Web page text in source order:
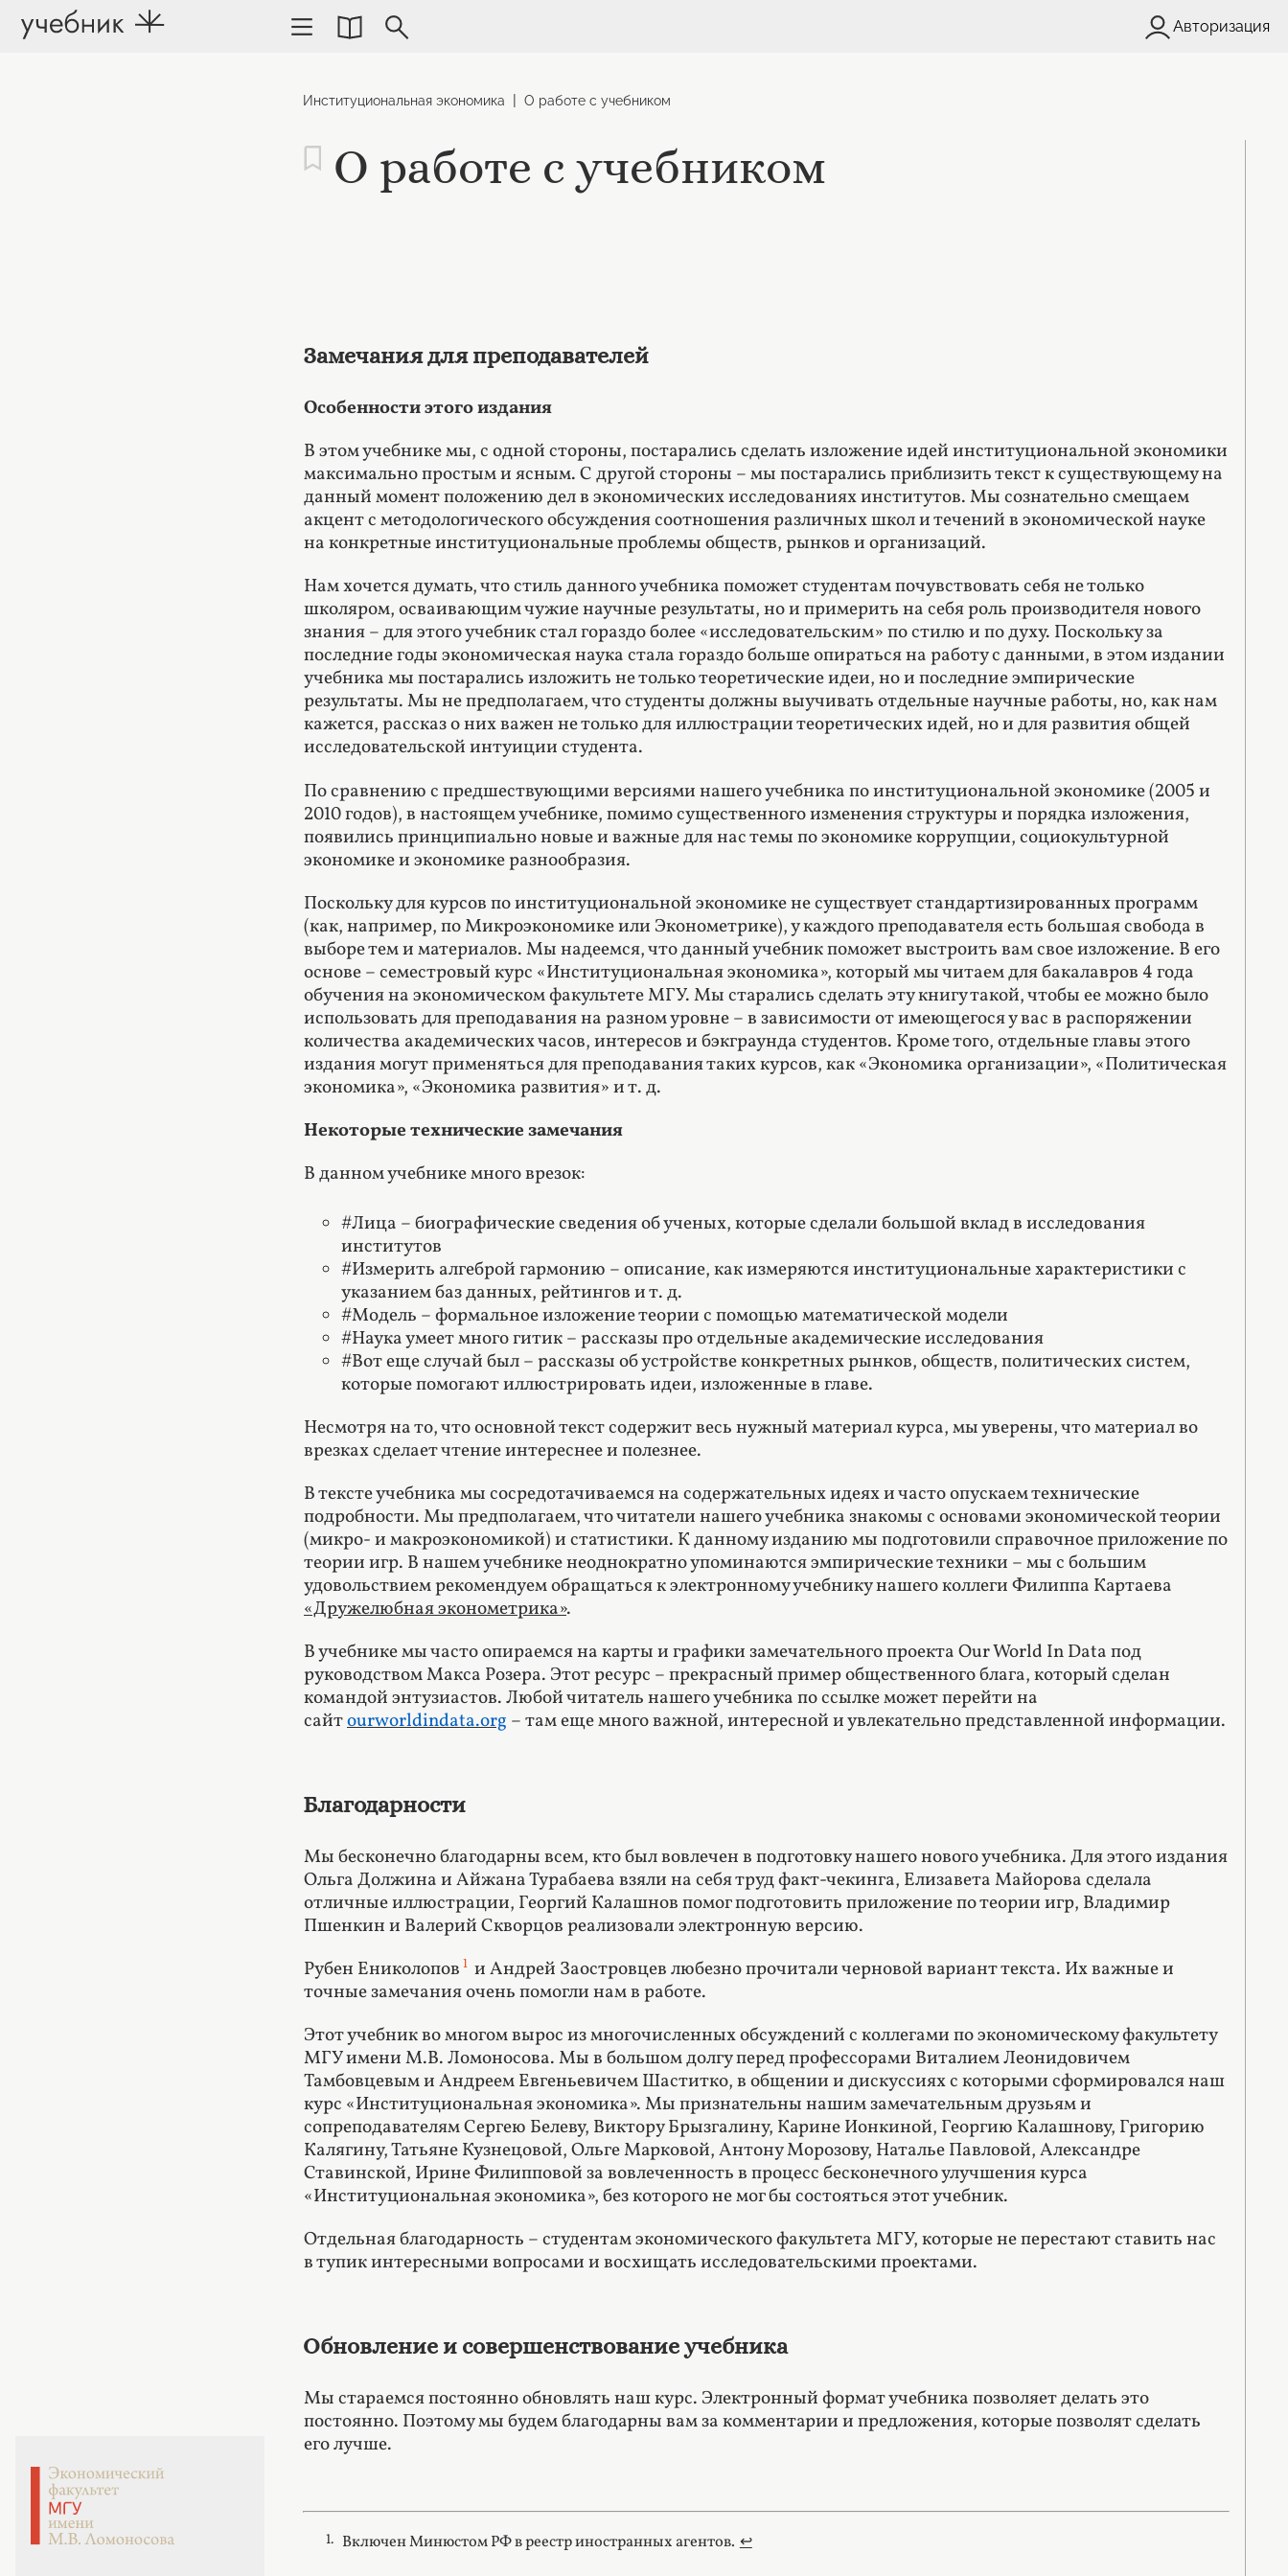
Авторизация
Институциональная экономика | О работе с учебником
О работе с учебником
Замечания для преподавателей
Особенности этого издания
В этом учебнике мы, с одной стороны, постарались сделать изложение идей институциональной экономики
максимально простым и ясным. С другой стороны – мы постарались приблизить текст к существующему на
данный момент положению дел в экономических исследованиях институтов. Мы сознательно смещаем
акцент с методологического обсуждения соотношения различных школ и течений в экономической науке
на конкретные институциональные проблемы обществ, рынков и организаций.
Нам хочется думать, что стиль данного учебника поможет студентам почувствовать себя не только
школяром, осваивающим чужие научные результаты, но и примерить на себя роль производителя нового
знания – для этого учебник стал гораздо более «исследовательским» по стилю и по духу. Поскольку за
последние годы экономическая наука стала гораздо больше опираться на работу с данными, в этом издании
учебника мы постарались изложить не только теоретические идеи, но и последние эмпирические
результаты. Мы не предполагаем, что студенты должны выучивать отдельные научные работы, но, как нам
кажется, рассказ о них важен не только для иллюстрации теоретических идей, но и для развития общей
исследовательской интуиции студента.
По сравнению с предшествующими версиями нашего учебника по институциональной экономике (2005 и
2010 годов), в настоящем учебнике, помимо существенного изменения структуры и порядка изложения,
появились принципиально новые и важные для нас темы по экономике коррупции, социокультурной
экономике и экономике разнообразия.
Поскольку для курсов по институциональной экономике не существует стандартизированных программ
(как, например,по Микроэкономике или Эконометрике), у каждого преподавателя есть большая свобода в
выборе тем и материалов. Мы надеемся, что данный учебник поможет выстроить вам свое изложение. В его
основе – семестровый курс «Институциональная экономика», который мы читаем для бакалавров 4 года
обучения на экономическом факультете МГУ. Мы старались сделать эту книгу такой, чтобы ее можно было
использовать для преподавания на разном уровне – в зависимости от имеющегося у вас в распоряжении
количества академических часов, интересов и бэкграунда студентов. Кроме того, отдельные главы этого
издания могут применяться для преподавания таких курсов, как «Экономика организации», «Политическая
экономика», «Экономика развития» и т. д.
Некоторые технические замечания
В данном учебнике много врезок:
#Лица – биографические сведения об ученых, которые сделали большой вклад в исследования
институтов
#Измерить алгеброй гармонию – описание, как измеряются институциональные характеристики с
указанием баз данных, рейтингов и т. д.
#Модель – формальное изложение теории с помощью математической модели
#Наука умеет много гитик – рассказы про отдельные академические исследования
#Вот еще случай был – рассказы об устройстве конкретных рынков, обществ, политических систем,
которые помогают иллюстрировать идеи, изложенные в главе.
Несмотря на то, что основной текст содержит весь нужный материал курса, мы уверены, что материал во
врезках сделает чтение интереснее и полезнее.
В тексте учебника мы сосредотачиваемся на содержательных идеях и часто опускаем технические
подробности. Мы предполагаем, что читатели нашего учебника знакомы с основами экономической теории
(микро- и макроэкономикой) и статистики. К данному изданию мы подготовили справочное приложение по
теории игр. В нашем учебнике неоднократно упоминаются эмпирические техники – мы с большим
удовольствием рекомендуем обращаться к электронному учебнику нашего коллеги Филиппа Картаева
«Дружелюбная эконометрика».
В учебнике мы часто опираемся на карты и графики замечательного проекта Our World In Data под
руководством Макса Розера. Этот ресурс – прекрасный пример общественного блага, который сделан
командой энтузиастов. Любой читатель нашего учебника по ссылке может перейти на
сайтourworldindata.org – там еще много важной, интересной и увлекательно представленной информации.
Благодарности
Мы бесконечно благодарны всем, кто был вовлечен в подготовку нашего нового учебника. Для этого издания
Ольга Должина и Айжана Турабаева взяли на себя труд факт-чекинга, Елизавета Майорова сделала
отличные иллюстрации, Георгий Калашнов помог подготовить приложение по теории игр, Владимир
Пшенкин и Валерий Скворцов реализовали электронную версию.
Рубен Ениколопов 1 и Андрей Заостровцевлюбезно прочитали черновой вариант текста. Их важные и
точные замечания очень помогли нам в работе.
Этот учебник во многом вырос из многочисленных обсуждений с коллегами по экономическому факультету
МГУ имени М.В. Ломоносова. Мы в большом долгу перед профессорами Виталием Леонидовичем
Тамбовцевым и Андреем Евгеньевичем Шаститко, в общении и дискуссиях с которыми сформировался наш
курс «Институциональная экономика». Мы признательны нашим замечательным друзьям и
сопреподавателям Сергею Белеву, Виктору Брызгалину, Карине Ионкиной, Георгию Калашнову, Григорию
Калягину, Татьяне Кузнецовой, Ольге Марковой, Антону Морозову, Наталье Павловой, Александре
Ставинской, Ирине Филипповой за вовлеченность в процесс бесконечного улучшения курса
«Институциональная экономика», без которого не мог бы состояться этот учебник.
Отдельная благодарность – студентам экономического факультета МГУ, которые не перестают ставить нас
в тупик интересными вопросами и восхищать исследовательскими проектами.
Обновление и совершенствование учебника
Мы стараемся постоянно обновлять наш курс. Электронный формат учебника позволяет делать это
постоянно. Поэтому мы будем благодарны вам за комментарии и предложения, которые позволят сделать
его лучше.
Включен Минюстом РФ в реестр иностранных агентов. ↩︎